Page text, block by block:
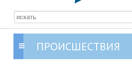
ПРОИСШЕСТВИЯ